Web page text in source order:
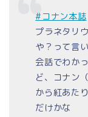
#コナン本誌
プラネタリ
や？って言
会話でわか
ど、コナン
から紅あた
だけかな